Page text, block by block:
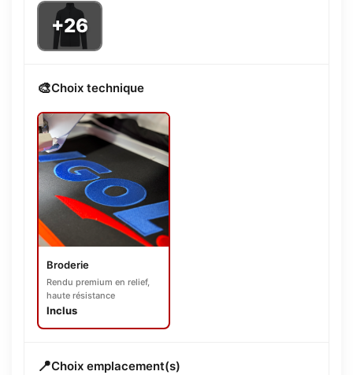
+26
🎨Choix technique
Broderie
Rendu premium en relief,
haute résistance
Inclus
📍Choix emplacement(s)